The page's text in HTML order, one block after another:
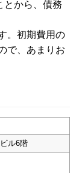
とから、債務
。初期費用の
で、あまりお
ル6階